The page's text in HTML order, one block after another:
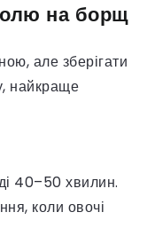
на борщ
але зберігати
найкраще
40–50 хвилин.
коли овочі